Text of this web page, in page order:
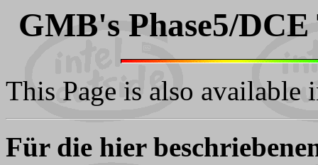
GMB's Phase5/
This Page is also available
Für die hier